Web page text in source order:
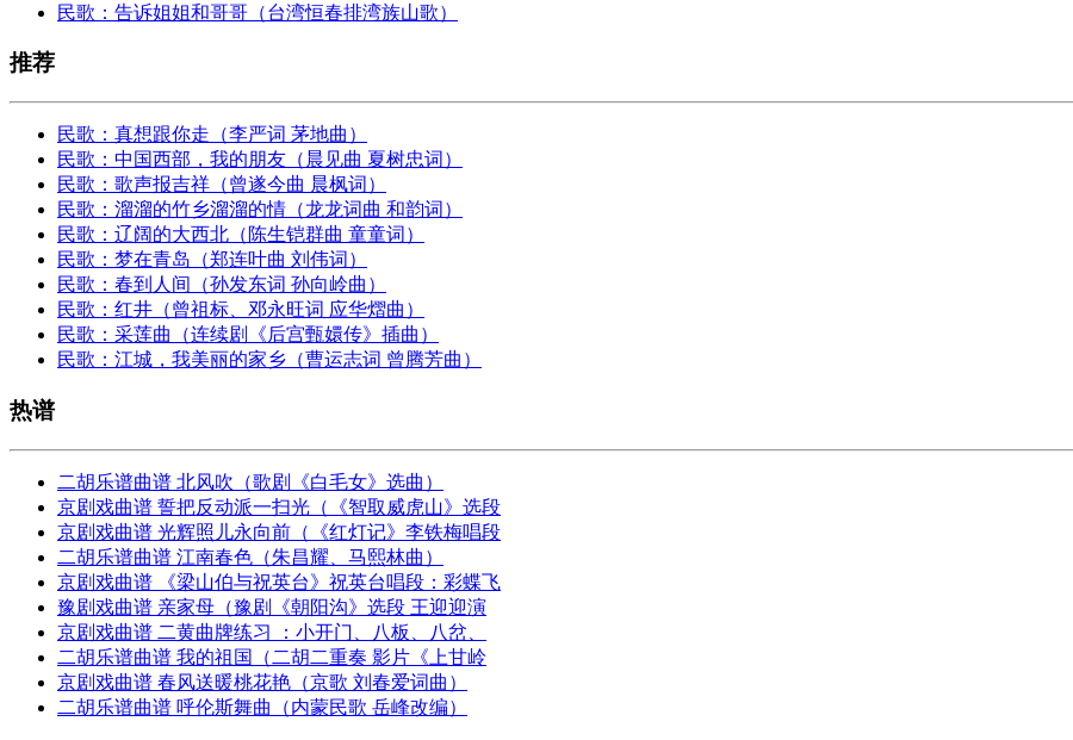
民歌：告诉姐姐和哥哥（台湾恒春排湾族山歌）
推荐
民歌：真想跟你走（李严词 茅地曲）
民歌：中国西部，我的朋友（晨见曲 夏树忠词）
民歌：歌声报吉祥（曾遂今曲 晨枫词）
民歌：溜溜的竹乡溜溜的情（龙龙词曲 和韵词）
民歌：辽阔的大西北（陈生铠群曲 童童词）
民歌：梦在青岛（郑连叶曲 刘伟词）
民歌：春到人间（孙发东词 孙向岭曲）
民歌：红井（曾祖标、邓永旺词 应华熠曲）
民歌：采莲曲（连续剧《后宫甄嬛传》插曲）
民歌：江城，我美丽的家乡（曹运志词 曾腾芳曲）
热谱
二胡乐谱曲谱 北风吹（歌剧《白毛女》选曲）
京剧戏曲谱 誓把反动派一扫光（《智取威虎山》选段
京剧戏曲谱 光辉照儿永向前（《红灯记》李铁梅唱段
二胡乐谱曲谱 江南春色（朱昌耀、马熙林曲）
京剧戏曲谱 《梁山伯与祝英台》祝英台唱段：彩蝶飞
豫剧戏曲谱 亲家母（豫剧《朝阳沟》选段 王迎迎演
京剧戏曲谱 二黄曲牌练习 ：小开门、八板、八岔、
二胡乐谱曲谱 我的祖国（二胡二重奏 影片《上甘岭
京剧戏曲谱 春风送暖桃花艳（京歌 刘春爱词曲）
二胡乐谱曲谱 呼伦斯舞曲（内蒙民歌 岳峰改编）